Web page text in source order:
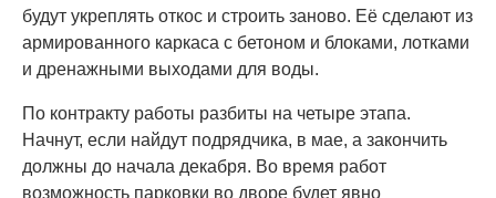
будут укреплять откос и строить заново. Её сделают из
армированного каркаса с бетоном и блоками, лотками
и дренажными выходами для воды.
По контракту работы разбиты на четыре этапа.
Начнут, если найдут подрядчика, в мае, а закончить
должны до начала декабря. Во время работ
возможность парковки во дворе будет явно